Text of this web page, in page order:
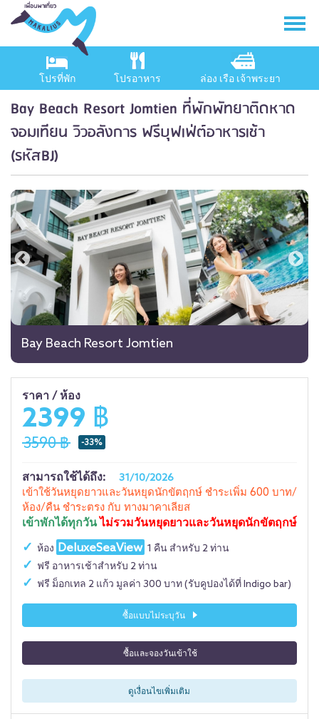
โปรที่พัก โปรอาหาร ล่อง เรือ เจ้าพระยา
Bay Beach Resort Jomtien ที่พักพัทยาติดหาด
จอมเทียน วิวอลังการ ฟรีบุฟเฟ่ต์อาหารเช้า
(รหัสBJ)
Bay Beach Resort Jomtien
ราคา / ห้อง
2399 ฿
3590 ฿ -33%
สามารถใช้ได้ถึง: 31/10/2026
เข้าใช้วันหยุดยาวและวันหยุดนักขัตฤกษ์ ชำระเพิ่ม 600 บาท/
ห้อง/คืน ชำระตรง กับ ทางมาคาเลียส
เข้าพักได้ทุกวันไม่รวมวันหยุดยาวและวันหยุดนักขัตฤกษ์
ห้อง DeluxeSeaView 1 คืน สำหรับ 2 ท่าน
ฟรี อาหารเช้าสำหรับ 2 ท่าน
ฟรี ม็อกเทล 2 แก้ว มูลค่า 300 บาท (รับคูปองได้ที่ Indigo bar)
ซื้อแบบไม่ระบุวัน
ซื้อและจองวันเข้าใช้
ดูเงื่อนไขเพิ่มเติม